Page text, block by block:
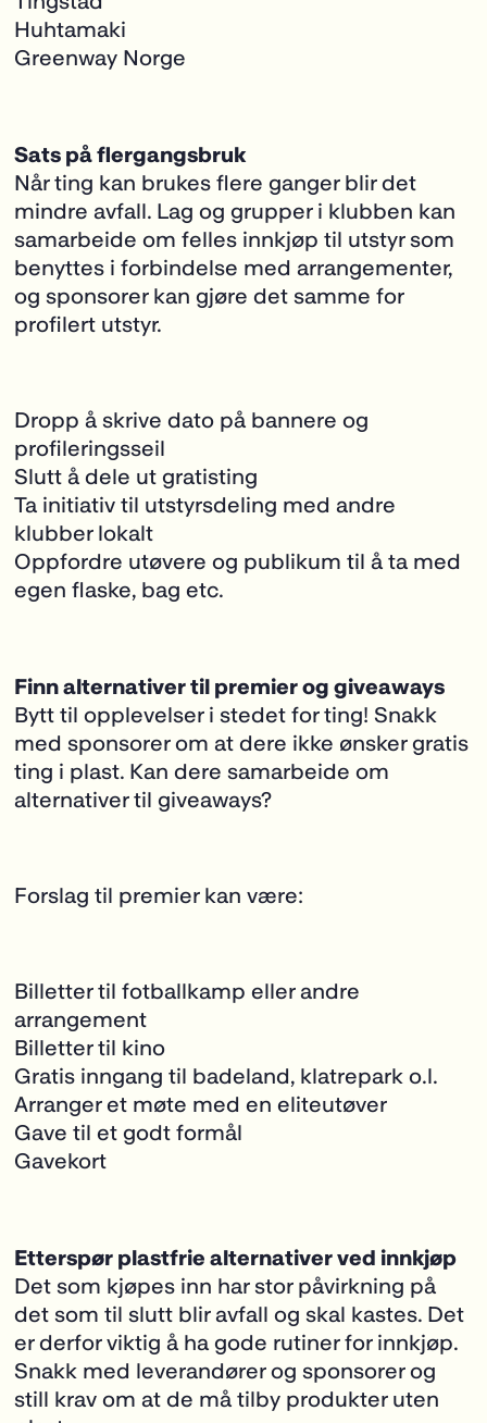
Huhtamaki
Greenway Norge
Sats på flergangsbruk
Når ting kan brukes flere ganger blir det
mindre avfall. Lag og grupper i klubben kan
samarbeide om felles innkjøp til utstyr som
benyttes i forbindelse med arrangementer,
og sponsorer kan gjøre det samme for
profilert utstyr.
Dropp å skrive dato på bannere og
profileringsseil
Slutt å dele ut gratisting
Ta initiativ til utstyrsdeling med andre
klubber lokalt
Oppfordre utøvere og publikum til å ta med
egen flaske, bag etc.
Finn alternativer til premier og giveaways
Bytt til opplevelser i stedet for ting! Snakk
med sponsorer om at dere ikke ønsker gratis
ting i plast. Kan dere samarbeide om
alternativer til giveaways?
Forslag til premier kan være:
Billetter til fotballkamp eller andre
arrangement
Billetter til kino
Gratis inngang til badeland, klatrepark o.l.
Arranger et møte med en eliteutøver
Gave til et godt formål
Gavekort
Etterspør plastfrie alternativer ved innkjøp
Det som kjøpes inn har stor påvirkning på
det som til slutt blir avfall og skal kastes. Det
er derfor viktig å ha gode rutiner for innkjøp.
Snakk med leverandører og sponsorer og
still krav om at de må tilby produkter uten